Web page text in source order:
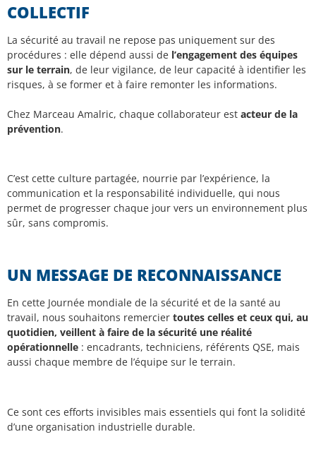
COLLECTIF
La sécurité au travail ne repose pas uniquement sur des
procédures : elle dépend aussi de l’engagement des équipes
sur le terrain, de leur vigilance, de leur capacité à identifier les
risques, à se former et à faire remonter les informations.
Chez Marceau Amalric, chaque collaborateur est acteur de la
prévention.
C’est cette culture partagée, nourrie par l’expérience, la
communication et la responsabilité individuelle, qui nous
permet de progresser chaque jour vers un environnement plus
sûr, sans compromis.
UN MESSAGE DE RECONNAISSANCE
En cette Journée mondiale de la sécurité et de la santé au
travail, nous souhaitons remercier toutes celles et ceux qui, au
quotidien, veillent à faire de la sécurité une réalité
opérationnelle : encadrants, techniciens, référents QSE, mais
aussi chaque membre de l’équipe sur le terrain.
Ce sont ces efforts invisibles mais essentiels qui font la solidité
d’une organisation industrielle durable.